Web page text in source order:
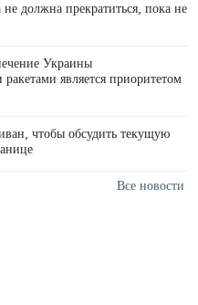
должна прекратиться, пока не
Украины
является приоритетом
чтобы обсудить текущую
Все новости